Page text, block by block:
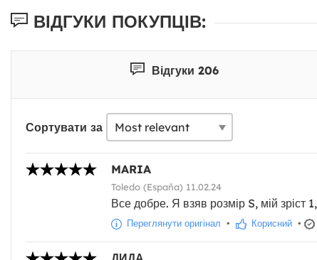
ВІДГУКИ ПОКУПЦІВ:
Відгуки 206
Сортувати за
MARIA
Toledo (España) 11.02.24
Все добре. Я взяв розмір S, мій зріст
Переглянути оригінал • Корисний •